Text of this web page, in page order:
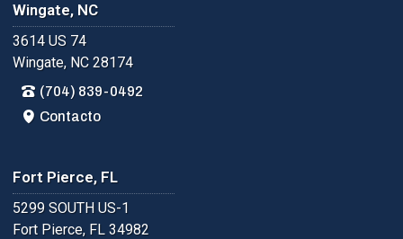
Wingate, NC
3614 US 74
Wingate, NC 28174
(704) 839-0492
Contacto
Fort Pierce, FL
5299 SOUTH US-1
Fort Pierce, FL 34982